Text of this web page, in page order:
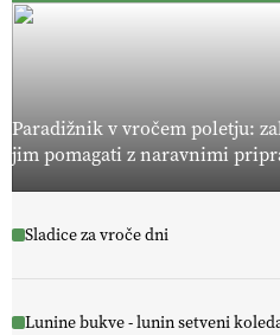
Paradižnik v vročem poletju:
jim pomagati z naravnimi
Sladice za vroče dni
Lunine bukve - lunin setveni